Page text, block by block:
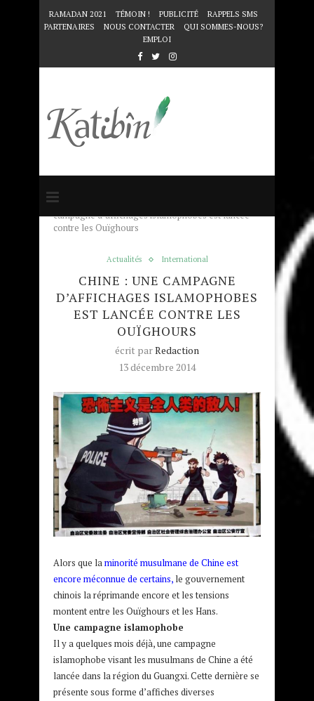
RAMADAN 2021 TÉMOIN ! PUBLICITÉ
RAPPELS SMS
PARTENAIRES
NOUS CONTACTER
QUI SOMMES-NOUS?
EMPLOI
Accueil
campagne d’affichages islamophobes est lancée
contre les Ouïghours
Actualités International
CHINE : UNE CAMPAGNE
D’AFFICHAGES ISLAMOPHOBES
EST LANCÉE CONTRE LES
OUÏGHOURS
écrit parRedaction
13 décembre 2014
Alors que laminorité musulmane de Chine est
encore méconnue de certains, le gouvernement
chinois la réprimande encore et les tensions
montent entre les Ouïghours et les Hans.
Une campagne islamophobe
Il y a quelques mois déjà, une campagne
islamophobe visant les musulmans de Chine a été
lancée dans la région du Guangxi. Cette dernière se
présente sous forme d’affiches diverses